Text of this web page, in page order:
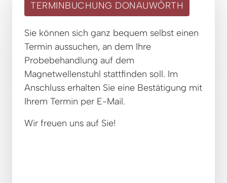
TERMINBUCHUNG DONAUWÖRTH
Sie können sich ganz bequem selbst einen
Termin aussuchen, an dem Ihre
Probebehandlung auf dem
Magnetwellenstuhl stattfinden soll. Im
Anschluss erhalten Sie eine Bestätigung mit
Ihrem Termin per E-Mail.
Wir freuen uns auf Sie!